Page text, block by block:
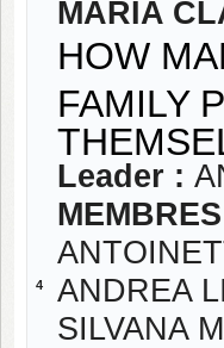
4
MARIA
HOW
FAMILY
Leader :
ANDREA
SILVANA